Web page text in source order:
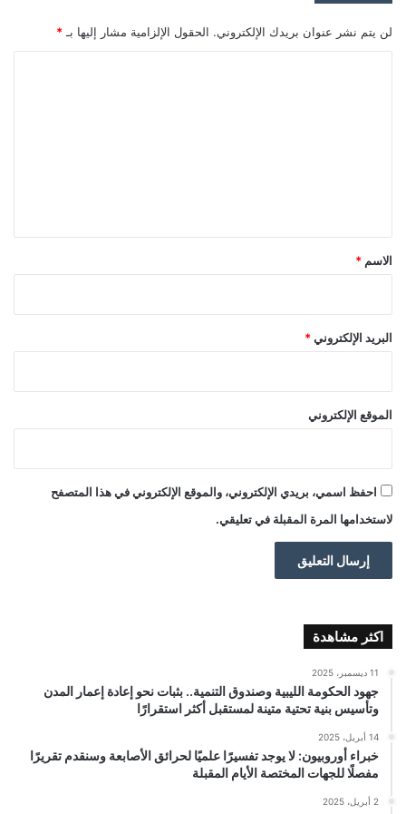
لن يتم نشر عنوان بريدك الإلكتروني. الحقول الإلزامية مشار إليها بـ *
*
الاسم *
البريد الإلكتروني *
الموقع الإلكتروني
احفظ اسمي، بريدي الإلكتروني، والموقع الإلكتروني في هذا المتصفح
لاستخدامها المرة المقبلة في تعليقي.
اكثر مشاهدة
11 ديسمبر، 2025
جهود الحكومة الليبية وصندوق التنمية.. بثبات نحو إعادة إعمار المدن
وتأسيس بنية تحتية متينة لمستقبل أكثر استقرارًا
14 أبريل، 2025
خبراء أوروبيون: لا يوجد تفسيرًا علميًا لحرائق الأصابعة وسنقدم تقريرًا
مفصلًا للجهات المختصة الأيام المقبلة
2 أبريل، 2025